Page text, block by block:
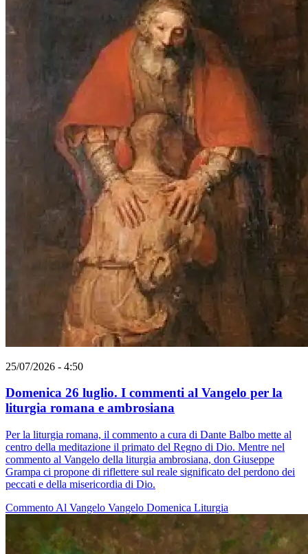
25/07/2026 - 4:50
Domenica 26 luglio. I commenti al Vangelo per la
liturgia romana e ambrosiana
Per la liturgia romana, il commento a cura di Dante Balbo mette al
centro della meditazione il primato del Regno di Dio. Mentre nel
commento al Vangelo della liturgia ambrosiana, don Giuseppe
Grampa ci propone di riflettere sul reale significato del perdono dei
peccati e della misericordia di Dio.
Commento Al Vangelo Vangelo Domenica Liturgia